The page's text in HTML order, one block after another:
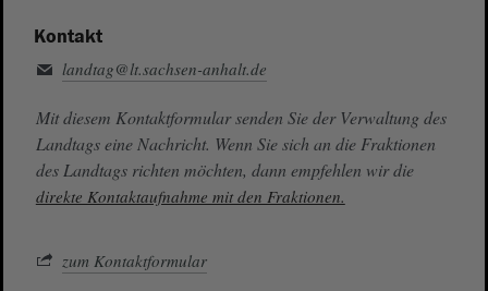
Kontakt
landtag@lt.sachsen-anhalt.de
Mit diesem Kontaktformular senden Sie der Verwaltung des
Landtags eine Nachricht. Wenn Sie sich an die Fraktionen
des Landtags richten möchten, dann empfehlen wir die
direkte Kontaktaufnahme mit den Fraktionen.
zum Kontaktformular